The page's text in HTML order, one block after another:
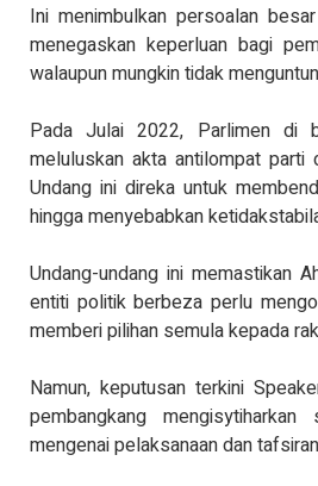
Ini menimbulkan persoalan
menegaskan keperluan bagi
walaupun mungkin tidak
Pada Julai 2022, Parlimen di
meluluskan akta antilompat parti
Undang ini direka untuk
hingga menyebabkan
Undang-undang ini memastikan
entiti politik berbeza perlu
memberi pilihan semula kepada
Namun, keputusan terkini
pembangkang
mengenai pelaksanaan dan